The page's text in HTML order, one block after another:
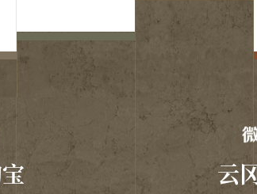
和北京大学历史系考古专业1952级同学在云
云